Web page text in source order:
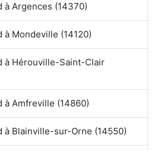
à Argences (14370)
à Mondeville (14120)
à Hérouville-Saint-Clair
à Amfreville (14860)
à Blainville-sur-Orne (14550)